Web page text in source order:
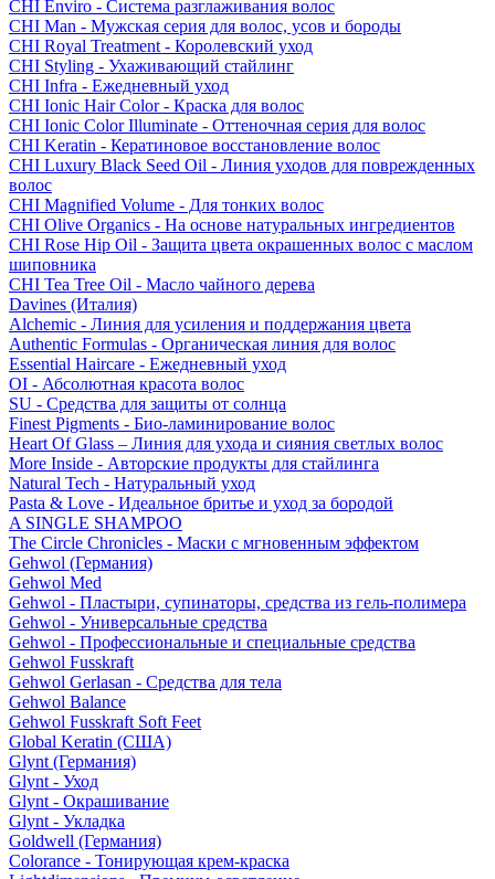
CHI Enviro - Система разглаживания волос
CHI Man - Мужская серия для волос, усов и бороды
CHI Royal Treatment - Королевский уход
CHI Styling - Ухаживающий стайлинг
CHI Infra - Ежедневный уход
CHI Ionic Hair Color - Краска для волос
CHI Ionic Color Illuminate - Оттеночная серия для волос
CHI Keratin - Кератиновое восстановление волос
CHI Luxury Black Seed Oil - Линия уходов для поврежденных
волос
CHI Magnified Volume - Для тонких волос
CHI Olive Organics - На основе натуральных ингредиентов
CHI Rose Hip Oil - Защита цвета окрашенных волос с маслом
шиповника
CHI Tea Tree Oil - Масло чайного дерева
Davines (Италия)
Alchemic - Линия для усиления и поддержания цвета
Authentic Formulas - Органическая линия для волос
Essential Haircare - Eжедневный уход
OI - Абсолютная красота волос
SU - Средства для защиты от солнца
Finest Pigments - Био-ламинирование волос
Heart Of Glass – Линия для ухода и сияния светлых волос
More Inside - Авторские продукты для стайлинга
Natural Tech - Натуральный уход
Pasta & Love - Идеальное бритье и уход за бородой
A SINGLE SHAMPOO
The Circle Chronicles - Маски с мгновенным эффектом
Gehwol (Германия)
Gehwol Med
Gehwol - Пластыри, супинаторы, средства из гель-полимера
Gehwol - Универсальные средства
Gehwol - Профессиональные и специальные средства
Gehwol Fusskraft
Gehwol Gerlasan - Средства для тела
Gehwol Balance
Gehwol Fusskraft Soft Feet
Global Keratin (США)
Glynt (Германия)
Glynt - Уход
Glynt - Окрашивание
Glynt - Укладка
Goldwell (Германия)
Colorance - Тонирующая крем-краска